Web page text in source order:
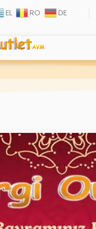
EL RO DE